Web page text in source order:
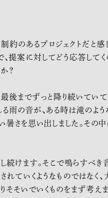
約のあるプロジェクトだと感
提案に対してどう応答してく
？
後までずっと降り続いていて
雨の音が、ある時は滝のよう
さを思い出しました。その中
続けます。そこで鳴らすべき
ていくようなものではなく、
そいでいくものをまず考えま